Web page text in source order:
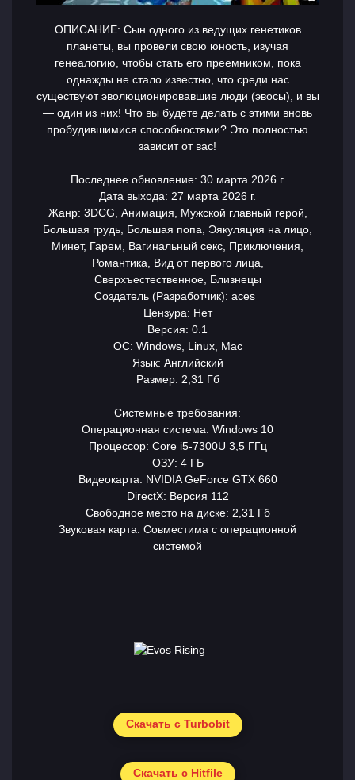
ОПИСАНИЕ: Сын одного из ведущих генетиков
планеты, вы провели свою юность, изучая
генеалогию, чтобы стать его преемником, пока
однажды не стало известно, что среди нас
существуют эволюционировавшие люди (эвосы), и вы
— один из них! Что вы будете делать с этими вновь
пробудившимися способностями? Это полностью
зависит от вас!
Последнее обновление: 30 марта 2026 г.
Дата выхода: 27 марта 2026 г.
Жанр: 3DCG, Анимация, Мужской главный герой,
Большая грудь, Большая попа, Эякуляция на лицо,
Минет, Гарем, Вагинальный секс, Приключения,
Романтика, Вид от первого лица,
Сверхъестественное, Близнецы
Создатель (Разработчик): aces_
Цензура: Нет
Версия: 0.1
ОС: Windows, Linux, Mac
Язык: Английский
Размер: 2,31 Гб
Системные требования:
Операционная система: Windows 10
Процессор: Core i5-7300U 3,5 ГГц
ОЗУ: 4 ГБ
Видеокарта: NVIDIA GeForce GTX 660
DirectX: Версия 112
Свободное место на диске: 2,31 Гб
Звуковая карта: Совместима с операционной
системой
Скачать с Turbobit
Скачать с Hitfile